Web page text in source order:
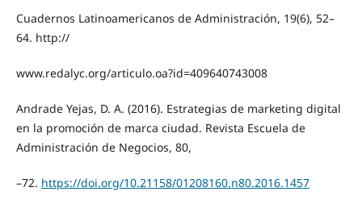
Cuadernos Latinoamericanos de Administración, 19(6), 52–
64. http://
www.redalyc.org/articulo.oa?id=409640743008
Andrade Yejas, D. A. (2016). Estrategias de marketing digital
en la promoción de marca ciudad. Revista Escuela de
Administración de Negocios, 80,
–72. https://doi.org/10.21158/01208160.n80.2016.1457